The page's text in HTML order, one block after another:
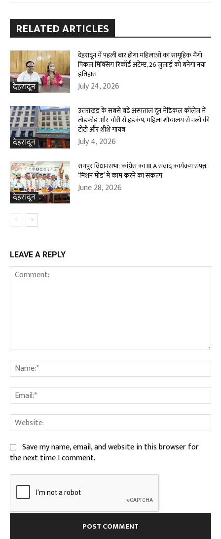
RELATED ARTICLES
देहरादून
देहरादून में पहली बार होगा महिलाओं का सामूहिक मैंगो
पिकल मिक्सिंग रिकॉर्ड अटेम्प्ट, 26 जुलाई को बनेगा नया
इतिहास
July 24, 2026
देहरादून
उत्तराखंड के सबसे बड़े अस्पताल दून मेडिकल कॉलेज में
तोड़फोड़ और चोरी से हड़कंप, महिला शौचालय से नलों की
टोंटी और शीशे गायब
July 4, 2026
देहरादून
रायपुर विधानसभा: कांग्रेस का BLA संवाद कार्यक्रम संपन्न,
‘मिशन मोड’ में काम करने का संकल्प
June 28, 2026
LEAVE A REPLY
Save my name, email, and website in this browser for
the next time I comment.